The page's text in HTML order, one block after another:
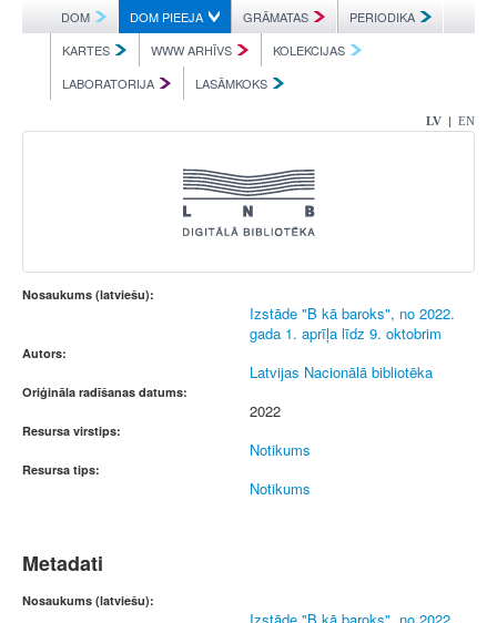
DOM DOM PIEEJA GRĀMATAS
PERIODIKA
KARTES
WWW ARHĪVS
KOLEKCIJAS
LABORATORIJA
LASĀMKOKS
LV | EN
Nosaukums (latviešu):
Izstāde "B kā baroks", no 2022.
gada 1. aprīļa līdz 9. oktobrim
Autors:
Latvijas Nacionālā bibliotēka
Oriģināla radīšanas datums:
2022
Resursa virstips:
Notikums
Resursa tips:
Notikums
Metadati
Nosaukums (latviešu):